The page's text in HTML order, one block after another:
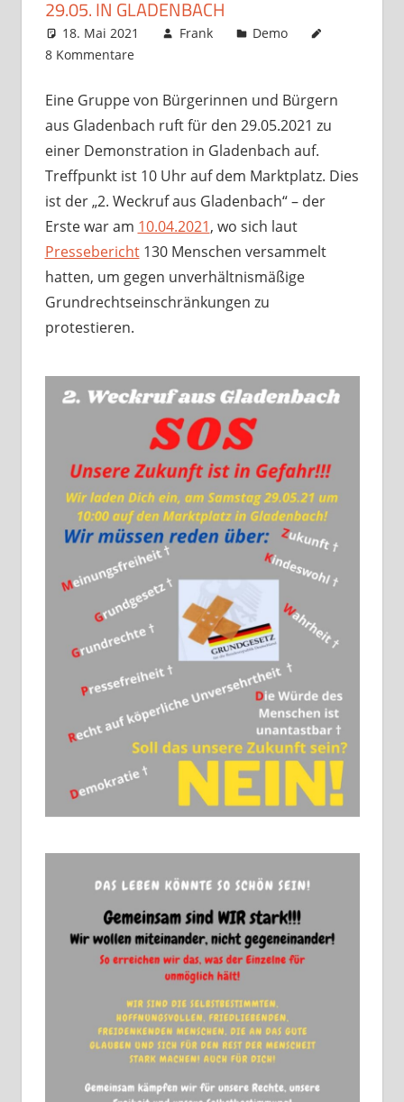
29.05. IN GLADENBACH
18. Mai 2021 Frank
Demo
8 Kommentare
Eine Gruppe von Bürgerinnen und Bürgern
aus Gladenbach ruft für den 29.05.2021 zu
einer Demonstration in Gladenbach auf.
Treffpunkt ist 10 Uhr auf dem Marktplatz. Dies
ist der „2. Weckruf aus Gladenbach“ – der
Erste war am 10.04.2021, wo sich laut
Pressebericht130 Menschen versammelt
hatten, um gegen unverhältnismäßige
Grundrechtseinschränkungen zu
protestieren.